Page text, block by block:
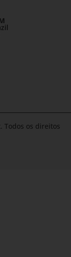
Todos os direitos